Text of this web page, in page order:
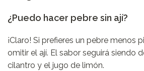
¿Puedo hacer pebre sin ají?
¡Claro! Si prefieres un pebre menos
omitir el ají. El sabor seguirá siendo
cilantro y el jugo de limón.